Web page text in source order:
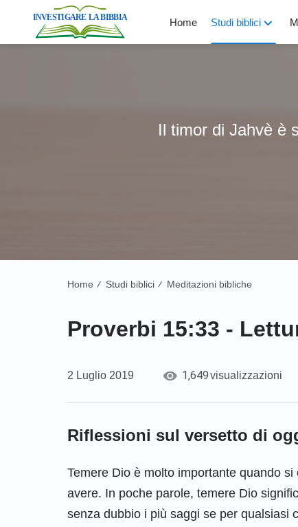
Home Studi biblici
Il timor di Jahvè è
Home / Studi biblici / Meditazioni bibliche
Proverbi 15:33 -
2 Luglio 2019 1,649visualizzazioni
Riflessioni sul versetto di
Temere Dio è molto importante quando
avere. In poche parole, temere Dio
senza dubbio i più saggi se per qualsiasi